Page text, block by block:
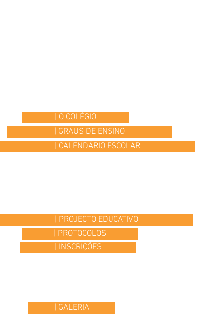
| O COLÉGIO
| GRAUS DE ENSINO
| CALENDÁRIO ESCOLAR
| PROJECTO EDUCATIVO
| PROTOCOLOS
| INSCRIÇÕES
| GALERIA